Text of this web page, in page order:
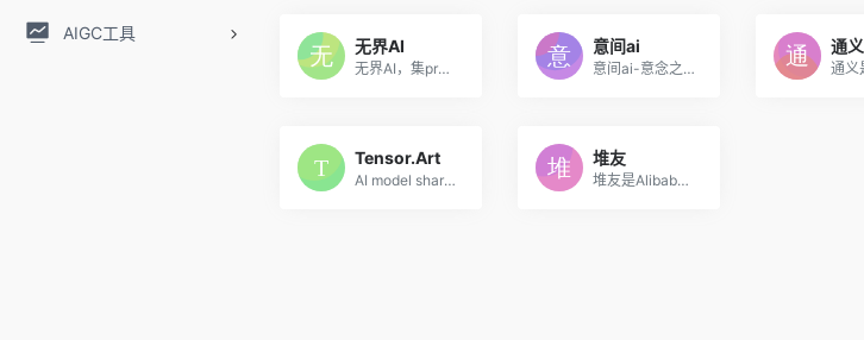
AIGC工具
无界AI
无界AI，集prompt搜索、AI图库、AI创作、AI广场、词/图等为一体。提供一站式AI搜索-创作-交流-分享服务。
意间ai
意间ai-意念之间，想像成真！意间ai是国内领先的AI内容创作社交平台，一直致力于为国内用户提供优质的AI工具及高质量的圈层化社交。产品易上手体验佳，注册即用，支持中双文关键词，轻松创作，秒出图。支持文生图、图生图、多模型混合绘图，400+国内外风格模型，同时支持AI动图、AI写真、图生关键词等。
通义
Tensor.Art
AI model sharing platform, online run models to generate image and traning model for free. Your can upload and download models, include Checkpoint, Embedding, ControlNet, LoRA, Pony, LoCon, LyCORIS. Also we offer some base model like Stable Diffusion 1.5, SDXL and Hunyuan-DiT to generate.
堆友
堆友是Alibaba Design打造的设计师全成长周期服务平台，围绕品质、效率、技能、成就、收入五大用户价值布局平台能力，全力服务设计师，旨在成为设计师的好朋友。 堆友历经大厂设计师团队多轮打磨雕刻，集海量高品质3D素材、实时在线渲染、多元场景功能应用、轻便好学易上手等多重优势于一身的设计神器，更自带免费可商用属性，为专业设计师、运营工友、学生小白、社交达人提供了一个零成本的在线设计站点和资源库。